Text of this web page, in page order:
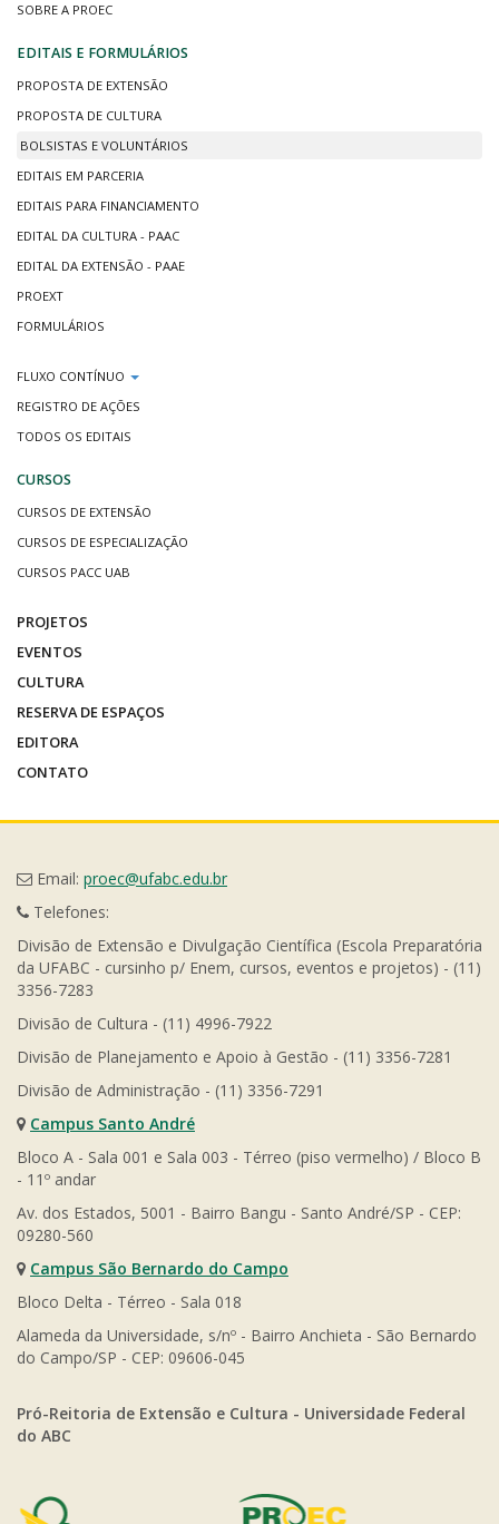
SOBRE A PROEC
EDITAIS E FORMULÁRIOS
PROPOSTA DE EXTENSÃO
PROPOSTA DE CULTURA
BOLSISTAS E VOLUNTÁRIOS
EDITAIS EM PARCERIA
EDITAIS PARA FINANCIAMENTO
EDITAL DA CULTURA - PAAC
EDITAL DA EXTENSÃO - PAAE
PROEXT
FORMULÁRIOS
FLUXO CONTÍNUO
REGISTRO DE AÇÕES
TODOS OS EDITAIS
CURSOS
CURSOS DE EXTENSÃO
CURSOS DE ESPECIALIZAÇÃO
CURSOS PACC UAB
PROJETOS
EVENTOS
CULTURA
RESERVA DE ESPAÇOS
EDITORA
CONTATO
Email: proec@ufabc.edu.br
Telefones:
Divisão de Extensão e Divulgação Científica (Escola Preparatória
da UFABC - cursinho p/ Enem, cursos, eventos e projetos) - (11)
3356-7283
Divisão de Cultura - (11) 4996-7922
Divisão de Planejamento e Apoio à Gestão - (11) 3356-7281
Divisão de Administração - (11) 3356-7291
Campus Santo André
Bloco A - Sala 001 e Sala 003 - Térreo (piso vermelho) / Bloco B
- 11º andar
Av. dos Estados, 5001 - Bairro Bangu - Santo André/SP - CEP:
09280-560
Campus São Bernardo do Campo
Bloco Delta - Térreo - Sala 018
Alameda da Universidade, s/nº - Bairro Anchieta - São Bernardo
do Campo/SP - CEP: 09606-045
Pró-Reitoria de Extensão e Cultura - Universidade Federal
do ABC